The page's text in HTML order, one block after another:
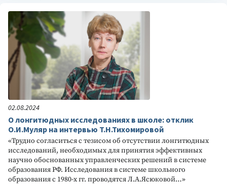
02.08.2024
О лонгитюдных исследованиях в школе: отклик
О.И.Муляр на интервью Т.Н.Тихомировой
«Трудно согласиться с тезисом об отсутствии лонгитюдных
исследований, необходимых для принятия эффективных
научно обоснованных управленческих решений в системе
образования РФ. Исследования в системе школьного
образования с 1980-х гг. проводятся Л.А.Ясюковой…»